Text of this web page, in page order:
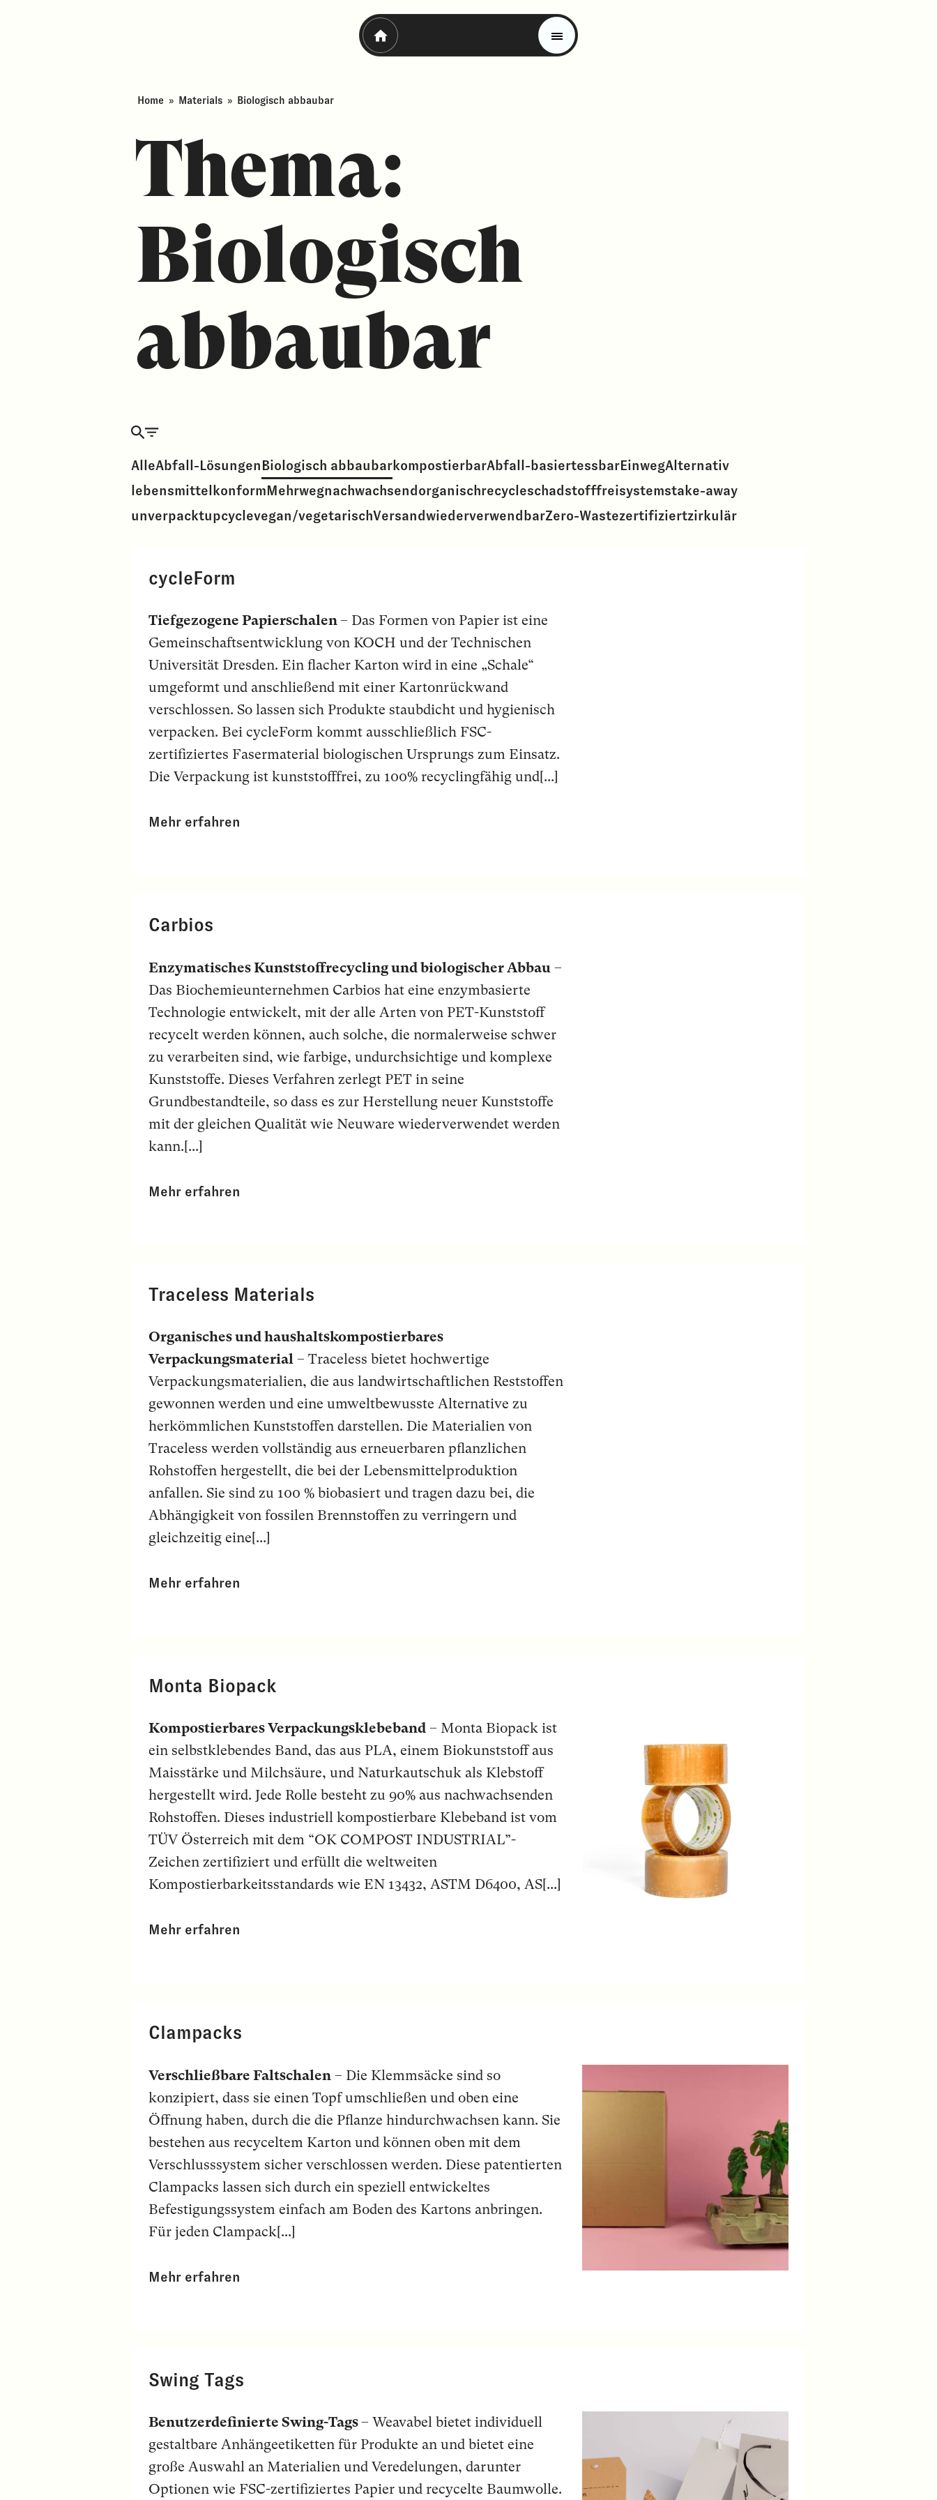
Trends
Materials
Home » Materials » Biologisch abbaubar
Thema:
Biologisch
abbaubar
AlleAbfall-LösungenBiologisch abbaubarkompostierbarAbfall-basiertessbarEinwegAlternativ
lebensmittelkonformMehrwegnachwachsendorganischrecycleschadstofffreisystemstake-away
unverpacktupcyclevegan/vegetarischVersandwiederverwendbarZero-Wastezertifiziertzirkulär
cycleForm
Tiefgezogene Papierschalen– Das Formen von Papier ist eine
Gemeinschaftsentwicklung von KOCH und der Technischen
Universität Dresden. Ein flacher Karton wird in eine „Schale“
umgeformt und anschließend mit einer Kartonrückwand
verschlossen. So lassen sich Produkte staubdicht und hygienisch
verpacken. Bei cycleForm kommt ausschließlich FSC-
zertifiziertes Fasermaterial biologischen Ursprungs zum Einsatz.
Die Verpackung ist kunststofffrei, zu 100% recyclingfähig und[...]
Mehr erfahren
Carbios
Enzymatisches Kunststoffrecycling und biologischer Abbau –
Das Biochemieunternehmen Carbios hat eine enzymbasierte
Technologie entwickelt, mit der alle Arten von PET-Kunststoff
recycelt werden können, auch solche, die normalerweise schwer
zu verarbeiten sind, wie farbige, undurchsichtige und komplexe
Kunststoffe. Dieses Verfahren zerlegt PET in seine
Grundbestandteile, so dass es zur Herstellung neuer Kunststoffe
mit der gleichen Qualität wie Neuware wiederverwendet werden
kann.[...]
Mehr erfahren
Traceless Materials
Organisches und haushaltskompostierbares
Verpackungsmaterial – Traceless bietet hochwertige
Verpackungsmaterialien, die aus landwirtschaftlichen Reststoffen
gewonnen werden und eine umweltbewusste Alternative zu
herkömmlichen Kunststoffen darstellen. Die Materialien von
Traceless werden vollständig aus erneuerbaren pflanzlichen
Rohstoffen hergestellt, die bei der Lebensmittelproduktion
anfallen. Sie sind zu 100 % biobasiert und tragen dazu bei, die
Abhängigkeit von fossilen Brennstoffen zu verringern und
gleichzeitig eine[...]
Mehr erfahren
Monta Biopack
Kompostierbares Verpackungsklebeband – Monta Biopack ist
ein selbstklebendes Band, das aus PLA, einem Biokunststoff aus
Maisstärke und Milchsäure, und Naturkautschuk als Klebstoff
hergestellt wird. Jede Rolle besteht zu 90% aus nachwachsenden
Rohstoffen. Dieses industriell kompostierbare Klebeband ist vom
TÜV Österreich mit dem “OK COMPOST INDUSTRIAL”-
Zeichen zertifiziert und erfüllt die weltweiten
Kompostierbarkeitsstandards wie EN 13432, ASTM D6400, AS[...]
Mehr erfahren
Clampacks
Verschließbare Faltschalen – Die Klemmsäcke sind so
konzipiert, dass sie einen Topf umschließen und oben eine
Öffnung haben, durch die die Pflanze hindurchwachsen kann. Sie
bestehen aus recyceltem Karton und können oben mit dem
Verschlusssystem sicher verschlossen werden. Diese patentierten
Clampacks lassen sich durch ein speziell entwickeltes
Befestigungssystem einfach am Boden des Kartons anbringen.
Für jeden Clampack[...]
Mehr erfahren
Swing Tags
Benutzerdefinierte Swing-Tags– Weavabel bietet individuell
gestaltbare Anhängeetiketten für Produkte an und bietet eine
große Auswahl an Materialien und Veredelungen, darunter
Optionen wie FSC-zertifiziertes Papier und recycelte Baumwolle.